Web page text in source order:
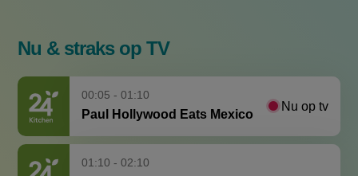
Nu & straks op TV
00:05 - 01:10
Paul Hollywood Eats Mexico
Nu op tv
01:10 - 02:10